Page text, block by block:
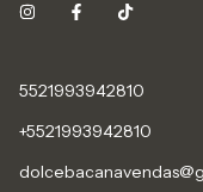
5521993942810
+5521993942810